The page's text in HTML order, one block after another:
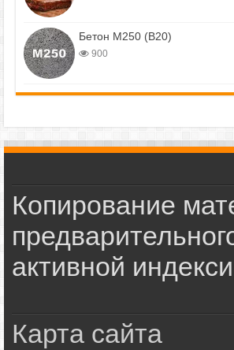
Бетон М250 (В20)
900
Копирование
активной
Карта сайта